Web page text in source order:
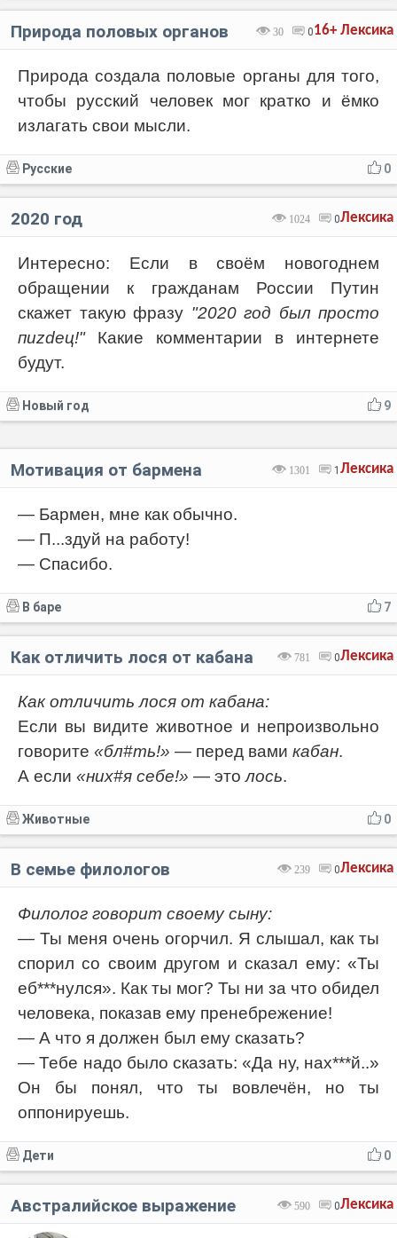
Лексика
16+
30 0
Природа половых органов
Природа создала половые органы для того,
чтобы русский человек мог кратко и ёмко
излагать свои мысли.
0
Русские
Лексика
1024 0
2020 год
Интересно: Если в своём новогоднем
обращении к гражданам России Путин
скажет такую фразу "2020 год был просто
пиzdeц!"Какие комментарии в интернете
будут.
9
Новый год
Лексика
1301 1
Мотивация от бармена
— Бармен, мне как обычно.
— П...здуй на работу!
— Спасибо.
7
В баре
Лексика
781 0
Как отличить лося от кабана
Как отличить лося от кабана:
Если вы видите животное и непроизвольно
говорите «бл#ть!» — перед вами кабан.
А если «них#я себе!» — этолось.
0
Животные
Лексика
239 0
В семье филологов
Филолог говорит своему сыну:
— Ты меня очень огорчил. Я слышал, как ты
спорил со своим другом и сказал ему: «Ты
еб***нулся». Как ты мог? Ты ни за что обидел
человека, показав ему пренебрежение!
— А что я должен был ему сказать?
— Тебе надо было сказать: «Да ну, нах***й..»
Он бы понял, что ты вовлечён, но ты
оппонируешь.
0
Дети
Лексика
590 0
Австралийское выражение